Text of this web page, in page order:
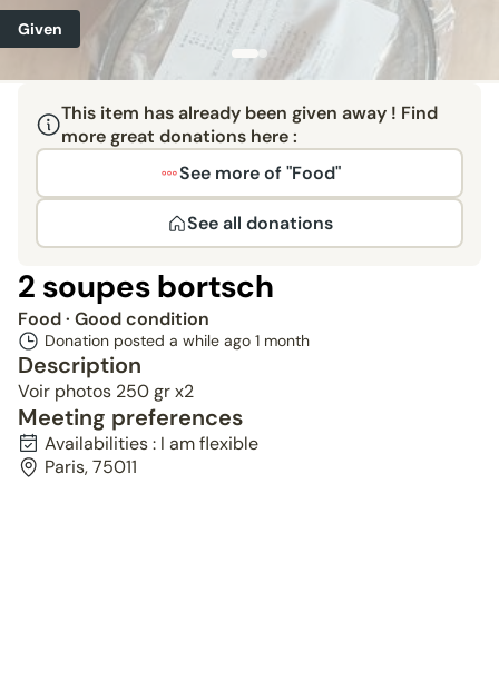
Given
This item has already been given away ! Find
more great donations here :
See more of "Food"
See all donations
2 soupes bortsch
Food· Good condition
Donation posted a while ago 1 month
Description
Voir photos 250 gr x2
Meeting preferences
Availabilities : I am flexible
Paris, 75011